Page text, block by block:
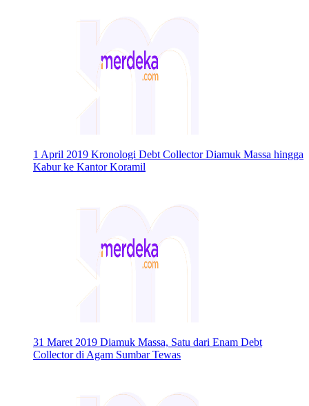
1 April 2019 Kronologi Debt Collector Diamuk Massa hingga
Kabur ke Kantor Koramil
31 Maret 2019 Diamuk Massa, Satu dari Enam Debt
Collector di Agam Sumbar Tewas